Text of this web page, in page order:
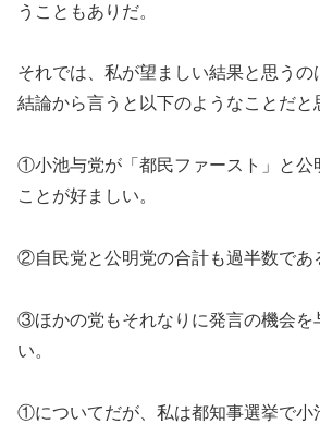
うこともありだ。
それでは、私が望ましい結果と思うの
結論から言うと以下のようなことだと
①小池与党が「都民ファースト」と公
ことが好ましい。
②自民党と公明党の合計も過半数であ
③ほかの党もそれなりに発言の機会を
い。
①についてだが、私は都知事選挙で小